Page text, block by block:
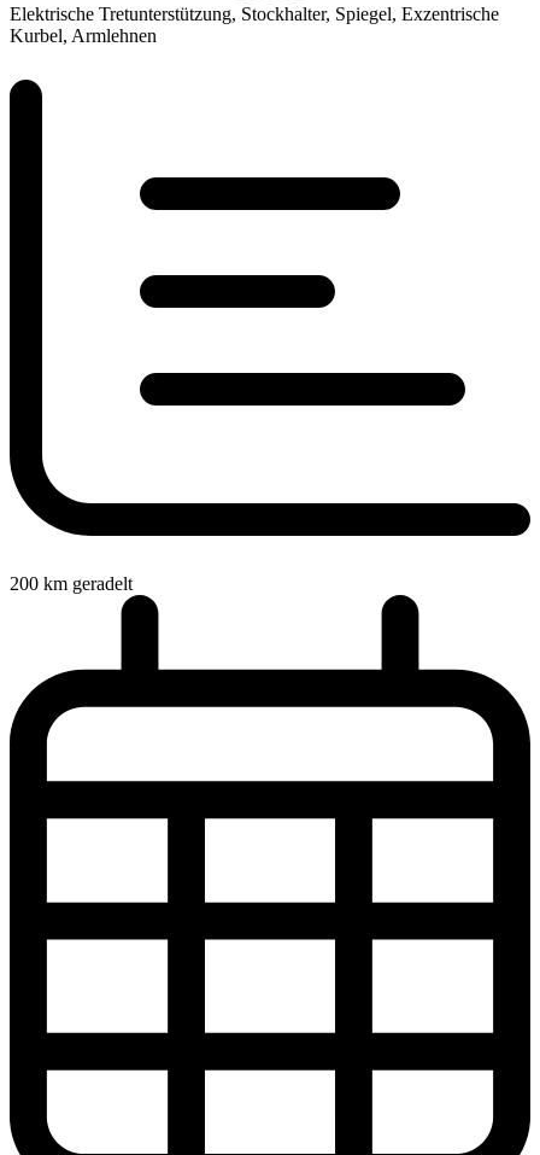
Elektrische Tretunterstützung, Stockhalter, Spiegel, Exzentrische
Kurbel, Armlehnen
200 km geradelt